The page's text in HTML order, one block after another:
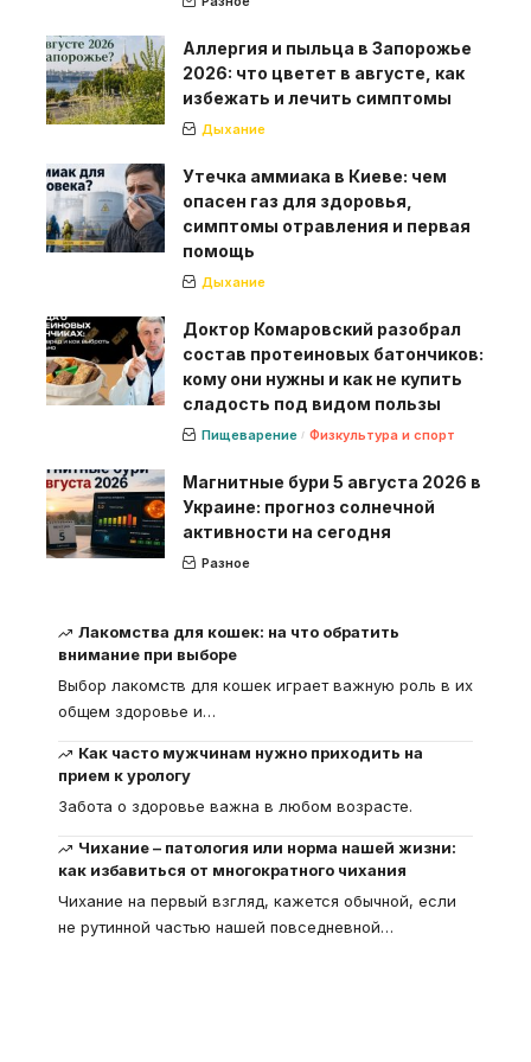
Аллергия и пыльца в Запорожье
2026: что цветет в августе, как
избежать и лечить симптомы
Дыхание
Утечка аммиака в Киеве: чем
опасен газ для здоровья,
симптомы отравления и первая
помощь
Дыхание
Доктор Комаровский разобрал
состав протеиновых батончиков:
кому они нужны и как не купить
сладость под видом пользы
Пищеварение Физкультура и спорт
Магнитные бури 5 августа 2026 в
Украине: прогноз солнечной
активности на сегодня
Разное
Лакомства для кошек: на что обратить
внимание при выборе
Выбор лакомств для кошек играет важную роль в их
общем здоровье и…
Как часто мужчинам нужно приходить на
прием к урологу
Забота о здоровье важна в любом возрасте.
Чихание – патология или норма нашей жизни:
как избавиться от многократного чихания
Чихание на первый взгляд, кажется обычной, если
не рутинной частью нашей повседневной…